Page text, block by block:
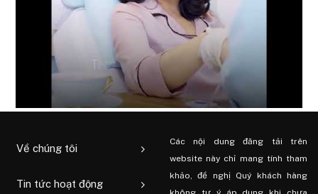
Về chúng tôi
Tin tức hoạt động
Các nội dung đăng tải trên
website này chỉ mang tính tham
khảo, đề nghị Quý khách hàng